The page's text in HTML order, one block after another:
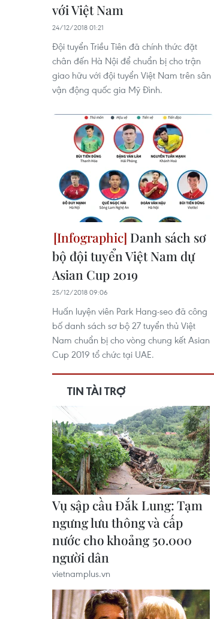
với Việt Nam
24/12/2018 01:21
Đội tuyển Triều Tiên đã chính thức đặt
chân đến Hà Nội để chuẩn bị cho trận
giao hữu với đội tuyển Việt Nam trên sân
vận động quốc gia Mỹ Đình.
Danh sách sơ
bộ đội tuyển Việt Nam dự
Asian Cup 2019
25/12/2018 09:06
Huấn luyện viên Park Hang-seo đã công
bố danh sách sơ bộ 27 tuyển thủ Việt
Nam chuẩn bị cho vòng chung kết Asian
Cup 2019 tổ chức tại UAE.